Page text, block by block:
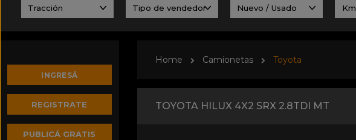
Km
INGRESÁ
REGISTRATE
PUBLICÁ GRATIS
Home Camionetas Toyota
TOYOTA HILUX 4X2 SRX 2.8TDI MT